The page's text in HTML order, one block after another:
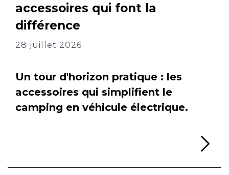
accessoires qui font la
différence
28 juillet 2026
Un tour d'horizon pratique : les
accessoires qui simplifient le
camping en véhicule électrique.